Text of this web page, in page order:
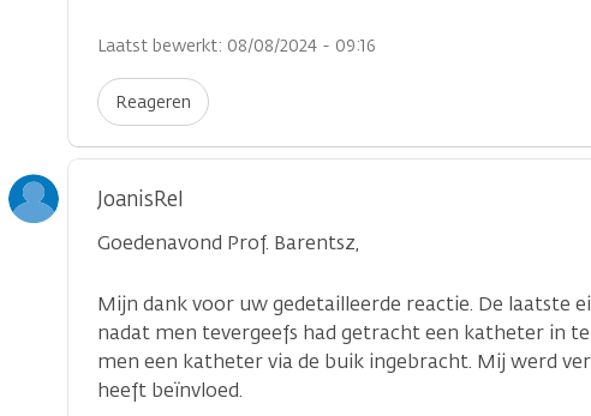
Laatst bewerkt: 08/08/2024 - 09:16
Reageren
JoanisRel
Goedenavond Prof. Barentsz,
Mijn dank voor uw gedetailleerde reactie. De laatste
nadat men tevergeefs had getracht een katheter in
men een katheter via de buik ingebracht. Mij werd
heeft beïnvloed.